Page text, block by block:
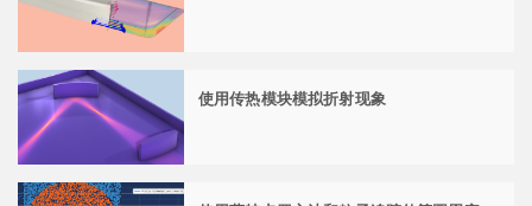
使用传热模块模拟折射现象